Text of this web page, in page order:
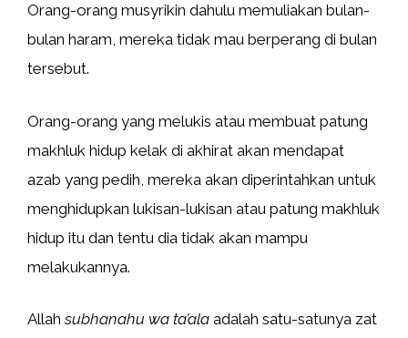
Orang-orang musyrikin dahulu memuliakan bulan-
bulan haram, mereka tidak mau berperang di bulan
tersebut.
Orang-orang yang melukis atau membuat patung
makhluk hidup kelak di akhirat akan mendapat
azab yang pedih, mereka akan diperintahkan untuk
menghidupkan lukisan-lukisan atau patung makhluk
hidup itu dan tentu dia tidak akan mampu
melakukannya.
Allahsubhanahu wa ta’ala adalah satu-satunya zat